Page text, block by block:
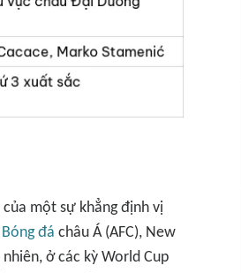
một sự khẳng định vị
Bóng đá châu Á (AFC), New
ở các kỳ World Cup